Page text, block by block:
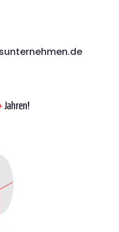
Jahren!